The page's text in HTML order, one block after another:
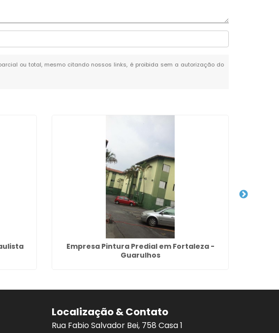
ou total, mesmo citando nossos links, é proibida sem a autorização do
Empresa Pintura Predial em Fortaleza -
Guarulhos
Localização & Contato
Rua Fabio Salvador Bei, 758 Casa 1